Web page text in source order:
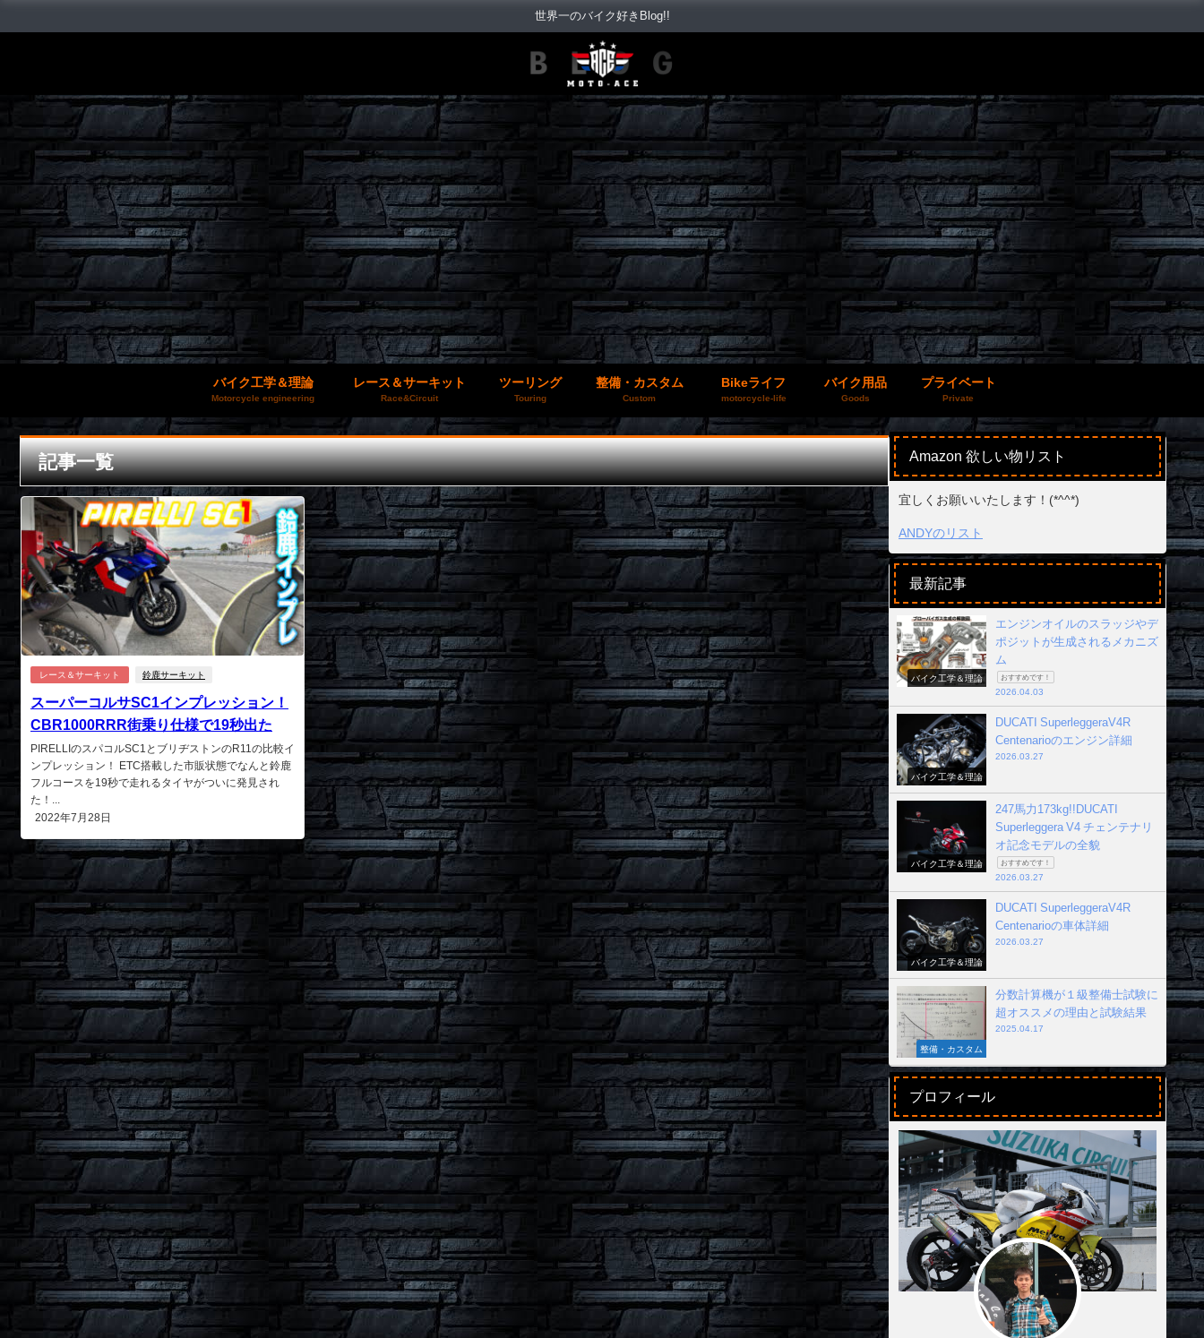
世界一のバイク好きBlog!!
バイク工学＆理論
Motorcycle engineering
レース＆サーキット
Race&Circuit
ツーリング
Touring
整備・カスタム
Custom
Bikeライフ
motorcycle-life
バイク用品
Goods
プライベート
Private
記事一覧
レース＆サーキット 鈴鹿サーキット
スーパーコルサSC1インプレッション！
CBR1000RRR街乗り仕様で19秒出た
PIRELLIのスパコルSC1とブリヂストンのR11の比較イ
ンプレッション！ ETC搭載した市販状態でなんと鈴鹿
フルコースを19秒で走れるタイヤがついに発見され
た！...
2022年7月28日
Amazon 欲しい物リスト
宜しくお願いいたします！(*^^*)
ANDYのリスト
最新記事
バイク工学＆理論
エンジンオイルのスラッジやデ
ポジットが生成されるメカニズ
ム
おすすめです！
2026.04.03
バイク工学＆理論
DUCATI SuperleggeraV4R
Centenarioのエンジン詳細
2026.03.27
バイク工学＆理論
247馬力173kg!!DUCATI
Superleggera V4 チェンテナリ
オ記念モデルの全貌
おすすめです！
2026.03.27
バイク工学＆理論
DUCATI SuperleggeraV4R
Centenarioの車体詳細
2026.03.27
整備・カスタム
分数計算機が１級整備士試験に
超オススメの理由と試験結果
2025.04.17
プロフィール